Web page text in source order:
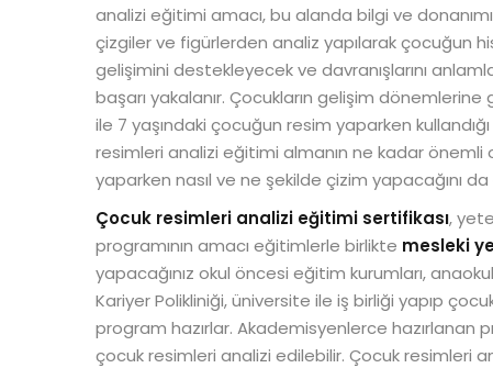
analizi eğitimi amacı, bu alanda bilgi ve
çizgiler ve figürlerden analiz yapılarak çocuğun
gelişimini destekleyecek ve davranışlarını
başarı yakalanır. Çocukların gelişim dönemlerine
ile 7 yaşındaki çocuğun resim yaparken
resimleri analizi eğitimi almanın ne kadar
yaparken nasıl ve ne şekilde çizim yapacağını
Çocuk resimleri analizi eğitimi sertifikası,
programının amacı eğitimlerle birlikte mesleki
yapacağınız okul öncesi eğitim kurumları,
Kariyer Polikliniği, üniversite ile iş birliği yapıp
program hazırlar. Akademisyenlerce hazırlanan
çocuk resimleri analizi edilebilir. Çocuk resimleri